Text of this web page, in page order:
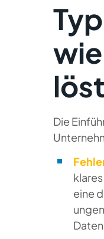
löst
Die
eine